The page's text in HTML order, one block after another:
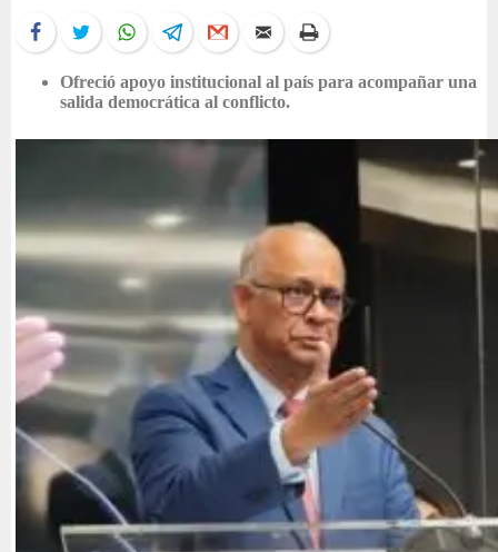
Ofreció apoyo institucional al país para acompañar una
salida democrática al conflicto.